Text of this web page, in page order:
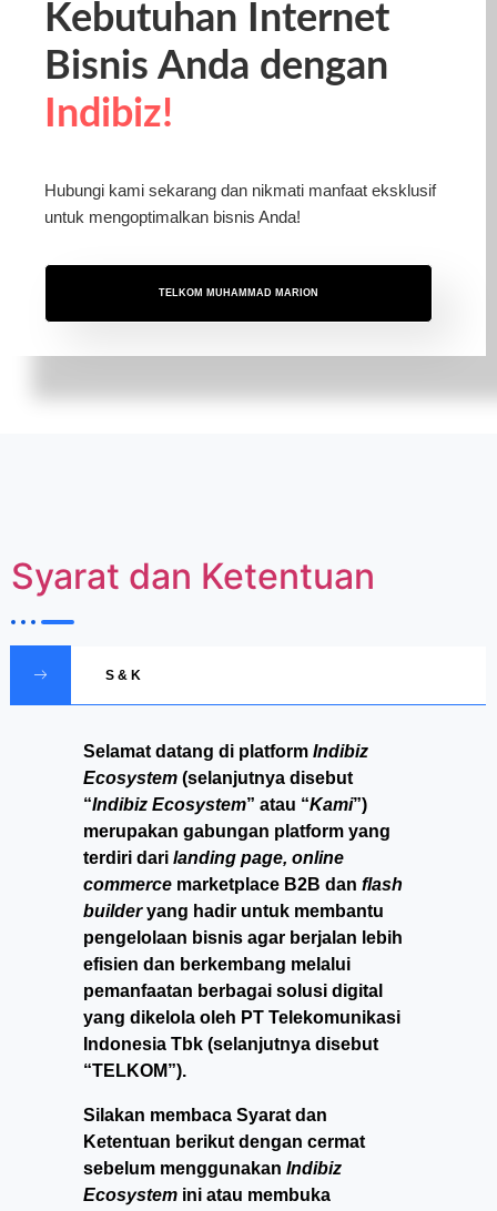
Kebutuhan Internet
Bisnis Anda dengan
Indibiz!
Hubungi kami sekarang dan nikmati manfaat eksklusif
untuk mengoptimalkan bisnis Anda!
TELKOM MUHAMMAD MARION
Syarat dan Ketentuan
S & K
Selamat datang di platform Indibiz
Ecosystem (selanjutnya disebut
“Indibiz Ecosystem” atau “Kami”)
merupakan gabungan platform yang
terdiri dari landing page, online
commerce marketplace B2B dan flash
builderyang hadir untuk membantu
pengelolaan bisnis agar berjalan lebih
efisien dan berkembang melalui
pemanfaatan berbagai solusi digital
yang dikelola oleh PT Telekomunikasi
Indonesia Tbk (selanjutnya disebut
“TELKOM”).
Silakan membaca Syarat dan
Ketentuan berikut dengan cermat
sebelum menggunakan Indibiz
Ecosystem ini atau membuka